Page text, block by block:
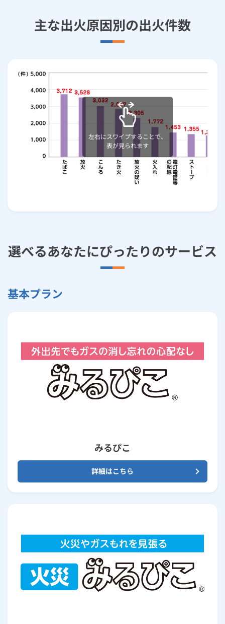
主な出火原因別の出火件数
左右にスワイプすることで、
表が見られます
選べるあなたにぴったりのサービス
基本プラン
みるぴこ
詳細はこちら